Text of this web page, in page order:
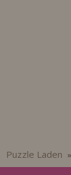
Puzzle Laden »